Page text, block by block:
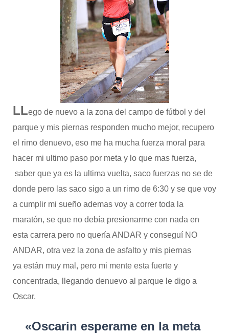
LLego de nuevo a la zona del campo de fútbol y del
parque y mis piernas responden mucho mejor, recupero
el rimo denuevo, eso me ha mucha fuerza moral para
hacer mi ultimo paso por meta y lo que mas fuerza,
saber que ya es la ultima vuelta, saco fuerzas no se de
donde pero las saco sigo a un rimo de 6:30 y se que voy
a cumplir mi sueño ademas voy a correr toda la
maratón, se que no debía presionarme con nada en
esta carrera pero no quería ANDAR y conseguí NO
ANDAR, otra vez la zona de asfalto y mis piernas
ya están muy mal, pero mi mente esta fuerte y
concentrada, llegando denuevo al parque le digo a
Oscar.
«Oscarin esperame en la meta